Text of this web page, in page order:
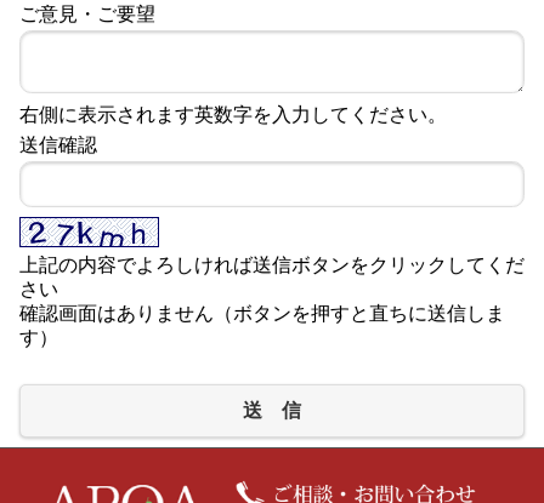
ご意見・ご要望
右側に表示されます英数字を入力してください。
送信確認
上記の内容でよろしければ送信ボタンをクリックしてくだ
さい
確認画面はありません（ボタンを押すと直ちに送信しま
す）
送 信